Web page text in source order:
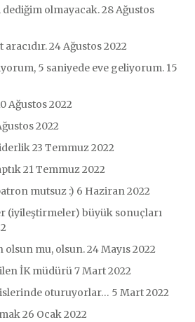
olmayacak.28 Ağustos
24 Ağustos 2022
5 saniyede eve geliyorum. 15
Ağustos 2022
2022
23 Temmuz 2022
21 Temmuz 2022
mutsuz :) 6 Haziran 2022
(iyileştirmeler) büyük sonuçları
olsun mu, olsun.24 Mayıs 2022
İK müdürü7 Mart 2022
oturuyorlar… 5 Mart 2022
26 Ocak 2022